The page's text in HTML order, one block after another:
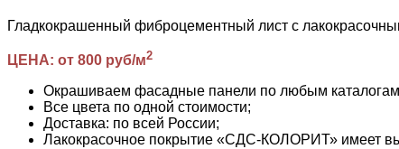
Гладкокрашенный фиброцементный лист с
ЦЕНА: от 800 руб/м2
Окрашиваем фасадные панели по любым
Все цвета по одной стоимости;
Доставка: по всей России;
Лакокрасочное покрытие «СДС-КОЛОРИТ» имеет